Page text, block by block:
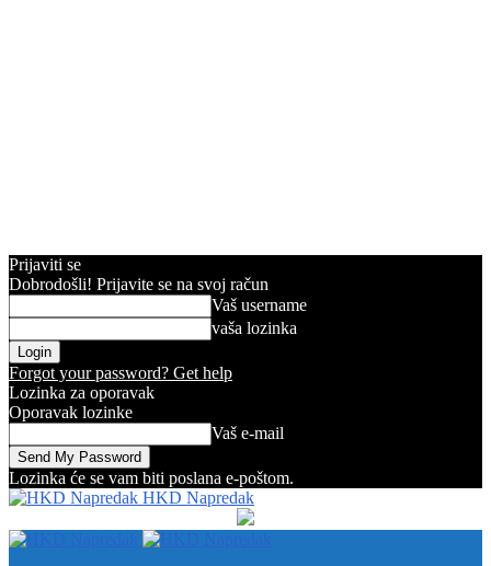
Prijaviti se
Dobrodošli! Prijavite se na svoj račun
Vaš username
vaša lozinka
Forgot your password? Get help
Lozinka za oporavak
Oporavak lozinke
Vaš e-mail
Lozinka će se vam biti poslana e-poštom.
HKD Napredak